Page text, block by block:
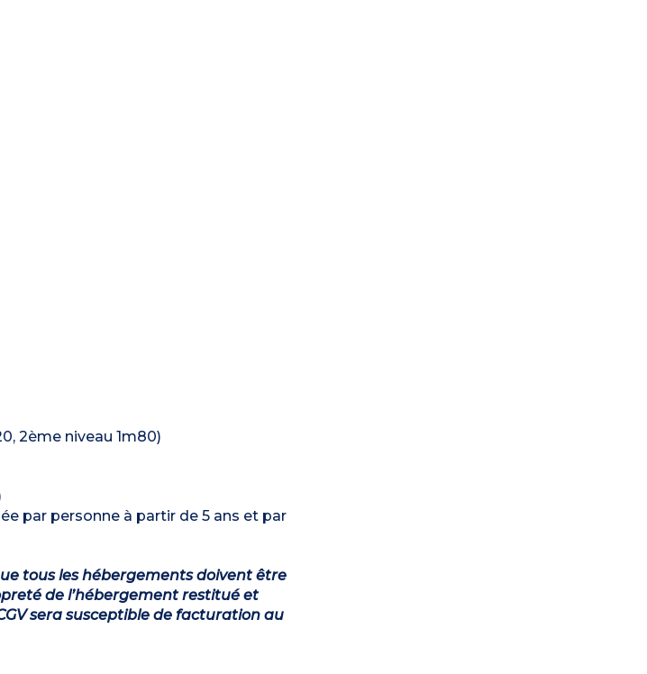
2ème niveau 1m80)
par personne à partir de 5 ans et par
tous les hébergements doivent être
de l’hébergement restitué et
sera susceptible de facturation au